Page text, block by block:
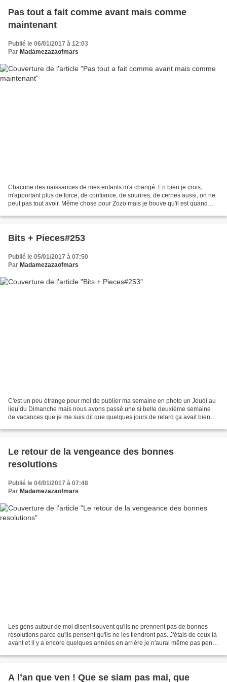
Pas tout a fait comme avant mais comme
maintenant
Publié le 06/01/2017 à 12:03
Par Madamezazaofmars
Chacune des naissances de mes enfants m'a changé. En bien je crois,
m'apportant plus de force, de confiance, de sourires, de cernes aussi, on ne
peut pas tout avoir. Même chose pour Zozo mais je trouve qu'il est quand
Bits + Pieces#253
Publié le 05/01/2017 à 07:50
Par Madamezazaofmars
C'est un peu étrange pour moi de publier ma semaine en photo un Jeudi au
lieu du Dimanche mais nous avons passé une si belle deuxième semaine
de vacances que je me suis dit que quelques jours de retard ça avait bien
Le retour de la vengeance des bonnes
resolutions
Publié le 04/01/2017 à 07:48
Par Madamezazaofmars
Les gens autour de moi disent souvent qu'ils ne prennent pas de bonnes
résolutions parce qu'ils pensent qu'ils ne les tiendront pas. J'étais de ceux là
avant et il y a encore quelques années en arrière je n'aurai même pas pensé
A l’an que ven ! Que se siam pas mai, que